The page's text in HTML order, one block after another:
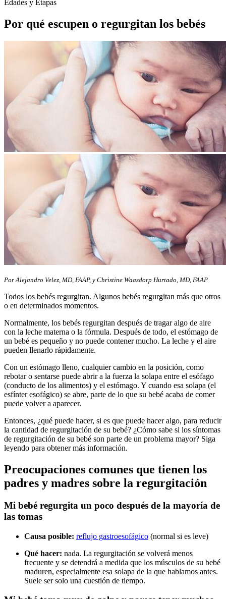
Edades y Etapas
Por qué escupen o regurgitan los bebés
Por Alejandro Velez, MD, FAAP, y Christine Waasdorp Hurtado, MD, FAAP
Todos los bebés regurgitan. Algunos bebés regurgitan más que otros
o en determinados momentos.
Normalmente, los bebés regurgitan después de tragar algo de aire
con la leche materna o la fórmula. Después de todo, el estómago de
un bebé es pequeño y no puede contener mucho. La leche y el aire
pueden llenarlo rápidamente.
Con un estómago lleno, cualquier cambio en la posición, como
rebotar o sentarse puede abrir a la fuerza la solapa entre el esófago
(conducto de los alimentos) y el estómago. Y cuando esa solapa (el
esfínter esofágico) se abre, parte de lo que su bebé acaba de comer
puede volver a aparecer.
Entonces, ¿qué puede hacer, si es que puede hacer algo, para reducir
la cantidad de regurgitación de su bebé? ¿Cómo sabe si los síntomas
de regurgitación de su bebé son parte de un problema mayor? Siga
leyendo para obtener más información.
Preocupaciones comunes que tienen los
padres y madres sobre la regurgitación
Mi bebé regurgita un poco después de la mayoría de
las tomas
Causa posible: reflujo gastroesofágico (normal si es leve)
Qué hacer: nada. La regurgitación se volverá menos
frecuente y se detendrá a medida que los músculos de su bebé
maduren, especialmente esa solapa de la que hablamos antes.
Suele ser solo una cuestión de tiempo.